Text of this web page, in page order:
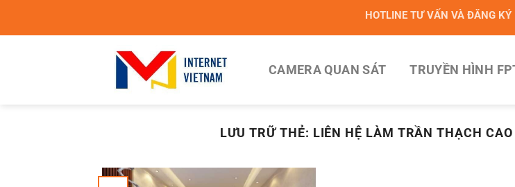
HOTLINE TƯ VẤN VÀ ĐĂNG KÝ
CAMERA QUAN SÁT TRUYỀN HÌNH
LƯU TRỮ THẺ: LIÊN HỆ LÀM TRẦN THẠCH